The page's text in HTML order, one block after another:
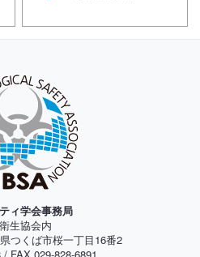
ィ学会事務局
生協会内
つくば市桜一丁目16番2